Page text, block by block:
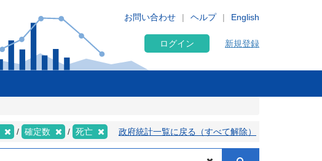
English
お問い合わせ ヘルプ
ログイン 新規登録
確定数 死亡 政府統計一覧に戻る（すべて解除）